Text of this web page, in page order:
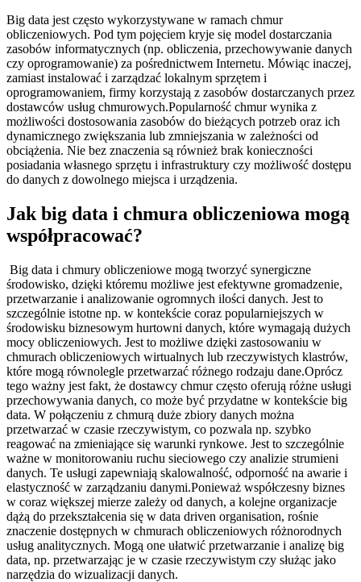
Big data jest często wykorzystywane w ramach chmur
obliczeniowych. Pod tym pojęciem kryje się model dostarczania
zasobów informatycznych (np. obliczenia, przechowywanie danych
czy oprogramowanie) za pośrednictwem Internetu. Mówiąc inaczej,
zamiast instalować i zarządzać lokalnym sprzętem i
oprogramowaniem, firmy korzystają z zasobów dostarczanych przez
dostawców usług chmurowych.Popularność chmur wynika z
możliwości dostosowania zasobów do bieżących potrzeb oraz ich
dynamicznego zwiększania lub zmniejszania w zależności od
obciążenia. Nie bez znaczenia są również brak konieczności
posiadania własnego sprzętu i infrastruktury czy możliwość dostępu
do danych z dowolnego miejsca i urządzenia.
Jak big data i chmura obliczeniowa mogą
współpracować?
Big data i chmury obliczeniowe mogą tworzyć synergiczne
środowisko, dzięki któremu możliwe jest efektywne gromadzenie,
przetwarzanie i analizowanie ogromnych ilości danych. Jest to
szczególnie istotne np. w kontekście coraz popularniejszych w
środowisku biznesowym hurtowni danych, które wymagają dużych
mocy obliczeniowych. Jest to możliwe dzięki zastosowaniu w
chmurach obliczeniowych wirtualnych lub rzeczywistych klastrów,
które mogą równolegle przetwarzać różnego rodzaju dane.Oprócz
tego ważny jest fakt, że dostawcy chmur często oferują różne usługi
przechowywania danych, co może być przydatne w kontekście big
data. W połączeniu z chmurą duże zbiory danych można
przetwarzać w czasie rzeczywistym, co pozwala np. szybko
reagować na zmieniające się warunki rynkowe. Jest to szczególnie
ważne w monitorowaniu ruchu sieciowego czy analizie strumieni
danych. Te usługi zapewniają skalowalność, odporność na awarie i
elastyczność w zarządzaniu danymi.Ponieważ współczesny biznes
w coraz większej mierze zależy od danych, a kolejne organizacje
dążą do przekształcenia się w data driven organisation, rośnie
znaczenie dostępnych w chmurach obliczeniowych różnorodnych
usług analitycznych. Mogą one ułatwić przetwarzanie i analizę big
data, np. przetwarzając je w czasie rzeczywistym czy służąc jako
narzędzia do wizualizacji danych.